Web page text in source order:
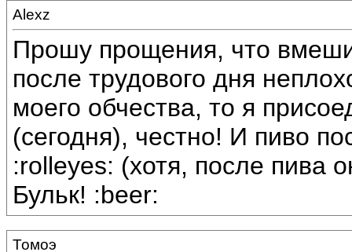
Alexz
Прошу прощения, что
после трудового дня
моего обчества, то я
(сегодня), честно! И пиво
:rolleyes: (хотя, после пива
Бульк! :beer:
Томоэ